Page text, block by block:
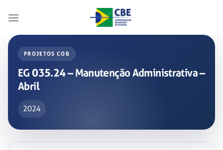
PROJETOS COB
EG 035.24 – Manutenção Administrativa –
Abril
2024